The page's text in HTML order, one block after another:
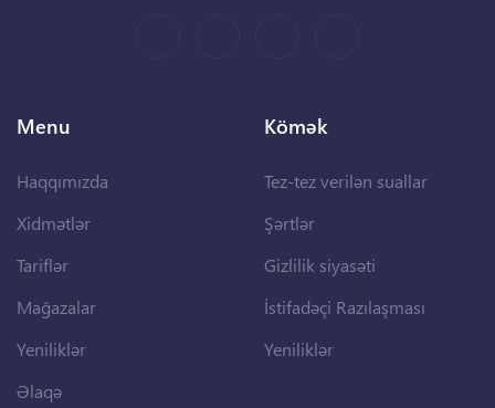
Menu
Haqqımızda
Xidmətlər
Tariflər
Mağazalar
Yeniliklər
Əlaqə
Kömək
Tez-tez verilən suallar
Şərtlər
Gizlilik siyasəti
İstifadəçi Razılaşması
Yeniliklər